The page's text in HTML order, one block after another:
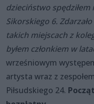
dzieciństwo
Sikorskiego 6.
takich miejscach z
byłem członkiem w
wrześniowym
artysta wraz z
Piłsudskiego 24.